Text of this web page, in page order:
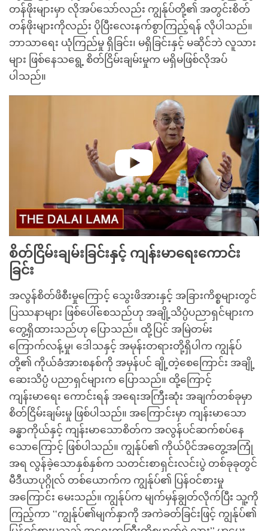
တန်ဖိုးများမှာ လိုအပ်သော်လည်း ကျွန်ုပ်တို့၏ အတွင်းစိတ်
တန်ဖိုးများကိုလည်း ပိုပြီးလေးနက်စွာကြည့်ရန် လိုပါသည်။
ဘာသာရေး ယုံကြည်မှု ရှိခြင်း၊ မရှိခြင်းနှင့် မဆိုင်ဘဲ လူသား
များ ဖြစ်နေသရွေ့ စိတ်ငြိမ်းချမ်းမှုက မရှိမဖြစ်လိုအပ်
ပါသည်။
စိတ်ငြိမ်းချမ်းခြင်းနှင့် ကျန်းမာရေးကောင်း
ခြင်း
အလွန်စိတ်ဖိစီးမှုကြောင့် သွေးဖိအားနှင့် အခြားကိစ္စများတွင်
ပြဿနာများ ဖြစ်ပေါ်စေသည်ဟု အချို့သိပ္ပံပညာရှင်များက
တွေ့ရှိထားသည်ဟု ပြောသည်။ ထို့ပြင် အမြဲတမ်း
ကြောက်လန့်မှု၊ ဒေါသနှင့် အမုန်းတရားတို့ရှိပါက ကျွန်ုပ်
တို့၏ ကိုယ်ခံအားစနစ်ကို အမှန်ပင် ချို့တဲ့စေကြောင်း အချို့
ဆေးသိပ္ပံ ပညာရှင်များက ပြောသည်။ ထို့ကြောင့်
ကျန်းမာရေး ကောင်းရန် အရေးအကြီးဆုံး အချက်တစ်ခုမှာ
စိတ်ငြိမ်းချမ်းမှု ဖြစ်ပါသည်။ အကြောင်းမှာ ကျန်းမာသော
ခန္ဓာကိုယ်နှင့် ကျန်းမာသောစိတ်က အလွန်ပင်ဆက်စပ်နေ
သောကြောင့် ဖြစ်ပါသည်။ ကျွန်ုပ်၏ ကိုယ်ပိုင်အတွေ့အကြုံ
အရ လွန်ခဲ့သောနှစ်နှစ်က သတင်းစာရှင်းလင်းပွဲ တစ်ခုခုတွင်
မီဒီယာပုဂ္ဂိုလ် တစ်ယောက်က ကျွန်ုပ်၏ ပြန်ဝင်စားမှု
အကြောင်း မေးသည်။ ကျွန်ုပ်က မျက်မှန်ချွတ်လိုက်ပြီး သူ့ကို
ကြည့်ကာ ‘‘ကျွန်ုပ်၏မျက်နှာကို အကဲခတ်ခြင်းဖြင့် ကျွန်ုပ်၏